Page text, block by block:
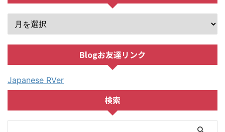
Blogお友達リンク
Japanese RVer
検索